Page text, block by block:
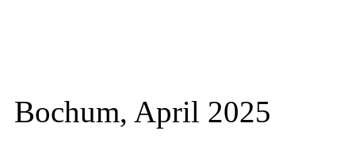
Bochum, April 2025